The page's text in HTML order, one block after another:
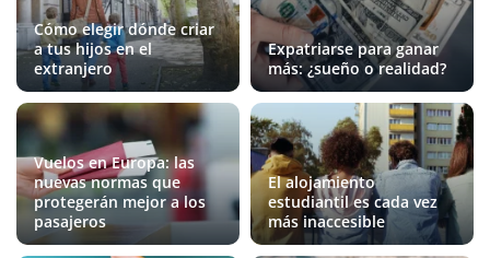
Cómo elegir dónde criar
a tus hijos en el
extranjero
Expatriarse para ganar
más: ¿sueño o realidad?
Vuelos en Europa: las
nuevas normas que
protegerán mejor a los
pasajeros
El alojamiento
estudiantil es cada vez
más inaccesible